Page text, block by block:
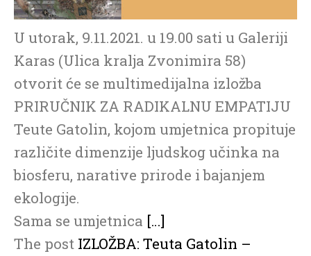
U utorak, 9.11.2021. u 19.00 sati u Galeriji
Karas (Ulica kralja Zvonimira 58)
otvorit će se multimedijalna izložba
PRIRUČNIK ZA RADIKALNU EMPATIJU
Teute Gatolin, kojom umjetnica propituje
različite dimenzije ljudskog učinka na
biosferu, narative prirode i bajanjem
ekologije.
Sama se umjetnica […]
The post IZLOŽBA: Teuta Gatolin –